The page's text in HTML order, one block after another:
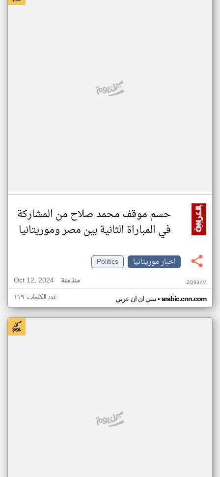
حسم موقف محمد صلاح من المشاركة
في المباراة الثانية بين مصر وموريتانيا
اخبار موريتانيا
Politics
Oct 12, 2024
منذ سنة ZQ93KV
سي ان ان عربي• arabic.cnn.com عدد الكلمات: ١١٩